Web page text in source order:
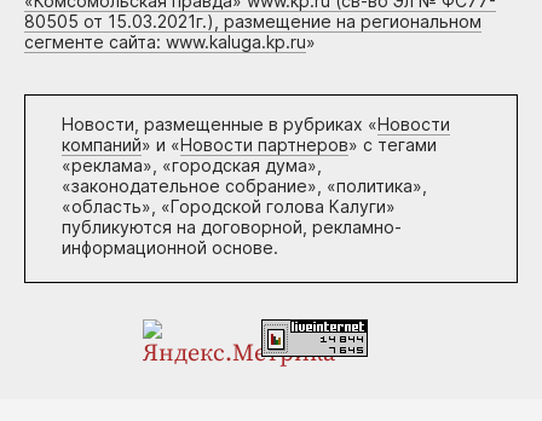
80505 от 15.03.2021г.), размещение на региональном
сегменте сайта: www.kaluga.kp.ru»
Новости, размещенные в рубриках «Новости
компаний» и «Новости партнеров» с тегами
«реклама», «городская дума»,
«законодательное собрание», «политика»,
«область», «Городской голова Калуги»
публикуются на договорной, рекламно-
информационной основе.